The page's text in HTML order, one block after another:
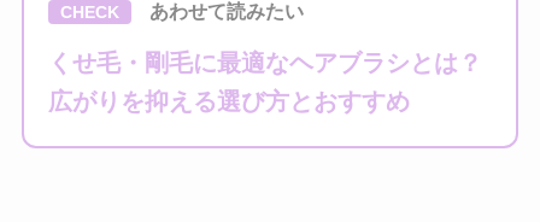
CHECK あわせて読みたい
くせ毛・剛毛に最適なヘアブラシとは？
広がりを抑える選び方とおすすめ